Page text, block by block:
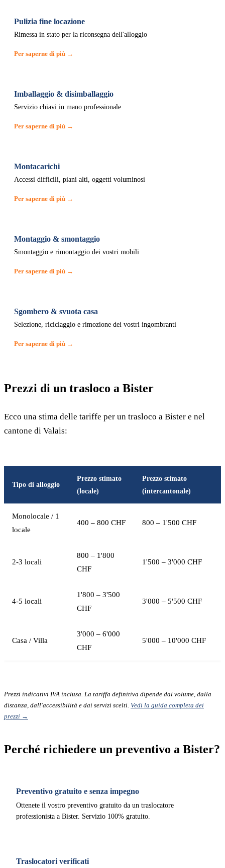
Pulizia fine locazione
Rimessa in stato per la riconsegna dell'alloggio
Per saperne di più →
Imballaggio & disimballaggio
Servizio chiavi in mano professionale
Per saperne di più →
Montacarichi
Accessi difficili, piani alti, oggetti voluminosi
Per saperne di più →
Montaggio & smontaggio
Smontaggio e rimontaggio dei vostri mobili
Per saperne di più →
Sgombero & svuota casa
Selezione, riciclaggio e rimozione dei vostri ingombranti
Per saperne di più →
Prezzi di un trasloco a Bister
Ecco una stima delle tariffe per un trasloco a Bister e nel
cantone di Valais:
Tipo di alloggio
Prezzo stimato
(locale)
Prezzo stimato
(intercantonale)
Monolocale / 1
locale
400 – 800 CHF 800 – 1'500 CHF
2-3 locali
800 – 1'800
CHF
1'500 – 3'000 CHF
4-5 locali
1'800 – 3'500
CHF
3'000 – 5'500 CHF
Casa / Villa
3'000 – 6'000
CHF
5'000 – 10'000 CHF
Prezzi indicativi IVA inclusa. La tariffa definitiva dipende dal volume, dalla
distanza, dall'accessibilità e dai servizi scelti. Vedi la guida completa dei
prezzi →
Perché richiedere un preventivo a Bister?
Preventivo gratuito e senza impegno
Ottenete il vostro preventivo gratuito da un traslocatore
professionista a Bister. Servizio 100% gratuito.
Traslocatori verificati